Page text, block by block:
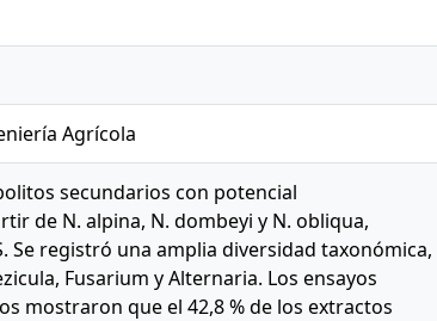
Agrícola
secundarios con potencial
de N. alpina, N. dombeyi y N. obliqua,
Se registró una amplia diversidad taxonómica,
Fusarium y Alternaria. Los ensayos
mostraron que el 42,8 % de los extractos